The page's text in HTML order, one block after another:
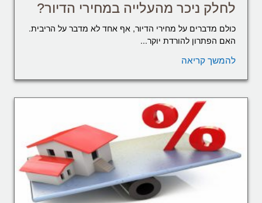
לחלק ניכר מהעלייה במחירי הדיור?
כולם מדברים על מחירי הדיור, אף אחד לא מדבר על הריבית.
האם הפתרון להורדת יוקר...
להמשך קריאה